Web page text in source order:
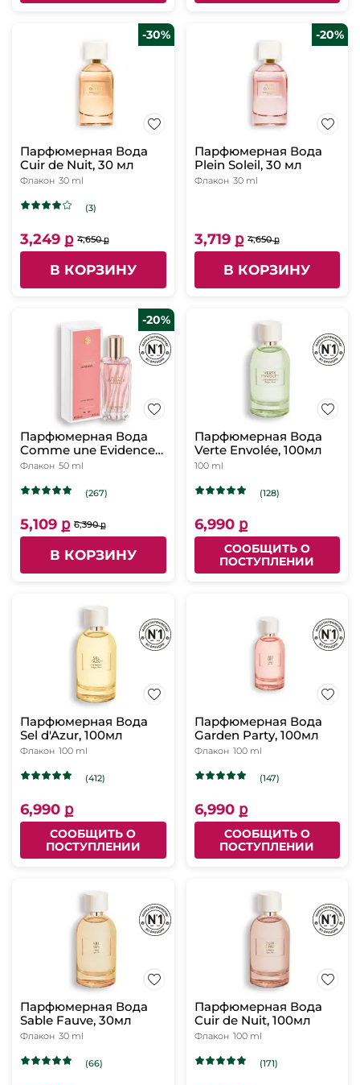
-30%
Парфюмерная Вода
Cuir de Nuit, 30 мл
Флакон 30 ml
(3)
3,249 ք 4,650 ք
В КОРЗИНУ
-20%
Парфюмерная Вода
Plein Soleil, 30 мл
Флакон 30 ml
3,719 ք 4,650 ք
В КОРЗИНУ
-20%
Парфюмерная Вода
Comme une Evidence
Intense, 50 мл
Флакон 50 ml
(267)
5,109 ք 6,390 ք
В КОРЗИНУ
Парфюмерная Вода
Verte Envolée, 100мл
100 ml
(128)
6,990 ք
СООБЩИТЬ О
ПОСТУПЛЕНИИ
Парфюмерная Вода
Sel d'Azur, 100мл
Флакон 100 ml
(412)
6,990 ք
СООБЩИТЬ О
ПОСТУПЛЕНИИ
Парфюмерная Вода
Garden Party, 100мл
Флакон 100 ml
(147)
6,990 ք
СООБЩИТЬ О
ПОСТУПЛЕНИИ
Парфюмерная Вода
Sable Fauve, 30мл
Флакон 30 ml
(66)
Парфюмерная Вода
Cuir de Nuit, 100мл
Флакон 100 ml
(171)